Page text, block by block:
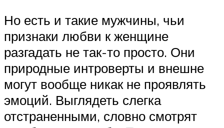
Но есть и такие мужчины, чьи
признаки любви к женщине
разгадать не так-то просто. Они
природные интроверты и внешне
могут вообще никак не проявлять
эмоций. Выглядеть слегка
отстраненными, словно смотрят